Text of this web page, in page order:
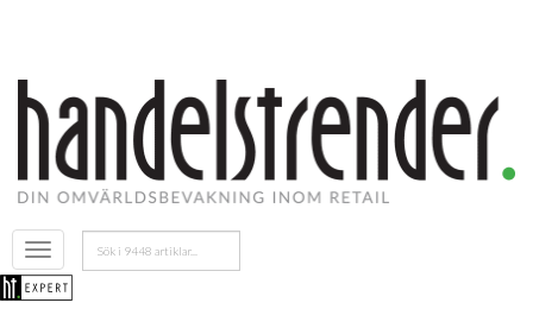
Öppna
menyn
Sök
efter: